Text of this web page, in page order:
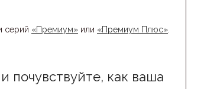
серий «Премиум» или «Премиум Плюс»
почувствуйте, как ваша